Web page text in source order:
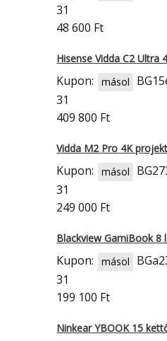
31
48 600 Ft
Hisense Vidda C2 Ultra
Kupon: másol
31
409 800 Ft
Vidda M2 Pro 4K
Kupon: másol
31
249 000 Ft
Blackview GamiBook 8
Kupon: másol
31
199 100 Ft
Ninkear YBOOK 15